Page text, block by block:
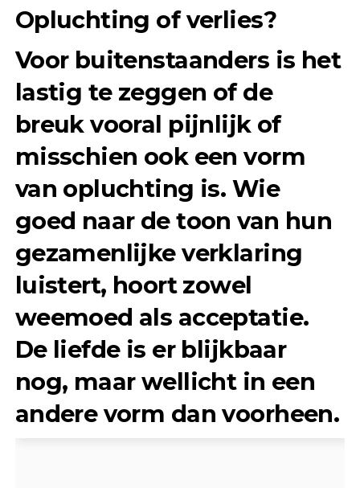
Opluchting of verlies?
Voor buitenstaanders is het
lastig te zeggen of de
breuk vooral pijnlijk of
misschien ook een vorm
van opluchting is. Wie
goed naar de toon van hun
gezamenlijke verklaring
luistert, hoort zowel
weemoed als acceptatie.
De liefde is er blijkbaar
nog, maar wellicht in een
andere vorm dan voorheen.